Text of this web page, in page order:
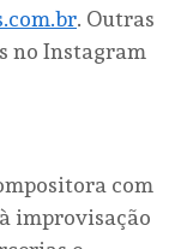
. Outras
no Instagram
com
improvisação